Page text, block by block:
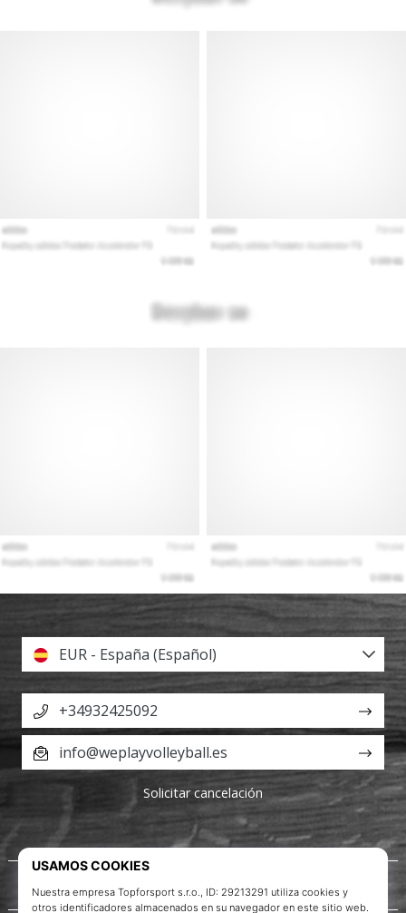
Acerca de nosotros
EUR - España (Español)
+34932425092
info@weplayvolleyball.es
Solicitar cancelación